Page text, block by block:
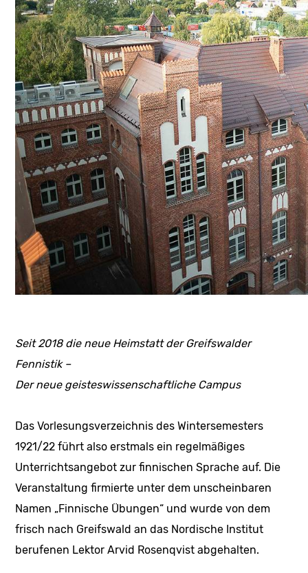
Seit 2018 die neue Heimstatt der Greifswalder
Fennistik –
Der neue geisteswissenschaftliche Campus
Das Vorlesungsverzeichnis des Wintersemesters
1921/22 führt also erstmals ein regelmäßiges
Unterrichtsangebot zur finnischen Sprache auf. Die
Veranstaltung firmierte unter dem unscheinbaren
Namen „Finnische Übungen“ und wurde von dem
frisch nach Greifswald an das Nordische Institut
berufenen Lektor Arvid Rosenqvist abgehalten.